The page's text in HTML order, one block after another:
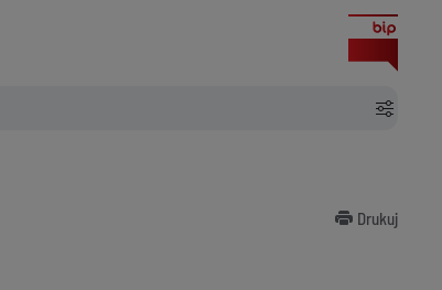
Drukuj